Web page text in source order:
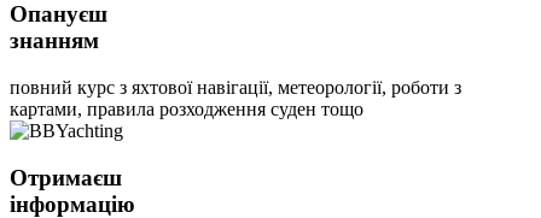
Опануєш
знанням
повний курс з яхтової навігації, метеорології, роботи з
картами, правила розходження суден тощо
Отримаєш
інформацію